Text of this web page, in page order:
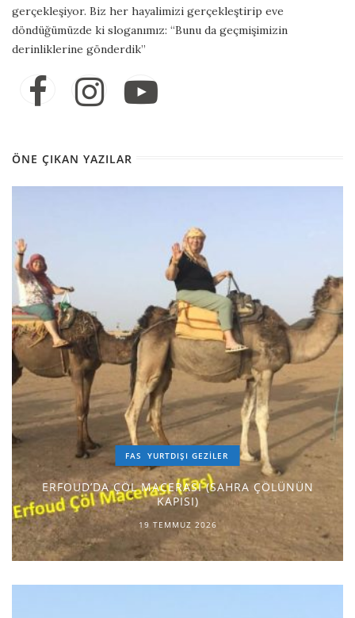
gerçekleşiyor. Biz her hayalimizi gerçekleştirip eve
döndüğümüzde ki sloganımız: “Bunu da geçmişimizin
derinliklerine gönderdik”
ÖNE ÇIKAN YAZILAR
FAS YURTDIŞI GEZILER
ERFOUD’DA ÇÖL MACERASI (SAHRA ÇÖLÜNÜN
KAPISI)
19 TEMMUZ 2026